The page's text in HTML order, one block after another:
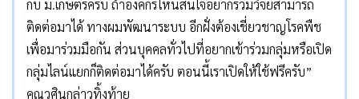
กับ ม.เกษตรครับ ถ้าองค์กรไหนสนใจอยากร่วมวิจัยสามารถ
ติดต่อมาได้ ทางผมพัฒนาระบบ อีกฝั่งต้องเชี่ยวชาญโรคพืช
เพื่อมาร่วมมือกัน ส่วนบุคคลทั่วไปที่อยากเข้าร่วมกลุ่มหรือเปิด
กลุ่มไลน์แยกก็ติดต่อมาได้ครับ ตอนนี้เราเปิดให้ใช้ฟรีครับ”
คุณวศินกล่าวทิ้งท้าย